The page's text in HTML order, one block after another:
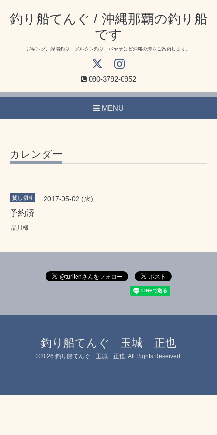
釣り船てんぐ / 沖縄那覇の釣り船
です
ジギング、深場釣り、グルクン釣り、パヤオなど沖縄の海をご案内します。
090-3792-0952
MENU
カレンダー
貸し切り 2017-05-02 (火)
予約済
品川様
釣り船てんぐ 玉城 正也
©2026 釣り船てんぐ 玉城 正也. All Rights Reserved.